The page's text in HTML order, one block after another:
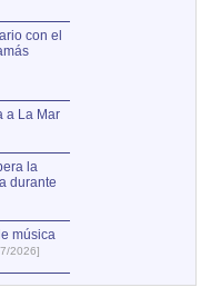
con el
a La Mar
la
durante
música
2026]